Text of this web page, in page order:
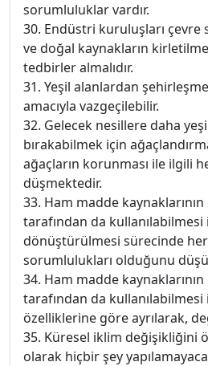
sorumluluklar vardır.
30. Endüstri kuruluşları çevre
ve doğal kaynakların
tedbirler almalıdır.
31. Yeşil alanlardan
amacıyla vazgeçilebilir.
32. Gelecek nesillere daha
bırakabilmek için
ağaçların korunması ile ilgili
düşmektedir.
33. Ham madde
tarafından da kullanılabilmesi
dönüştürülmesi sürecinde
sorumlulukları olduğunu
34. Ham madde
tarafından da
özelliklerine göre ayrılarak,
35. Küresel iklim değişikliğini
olarak hiçbir şey